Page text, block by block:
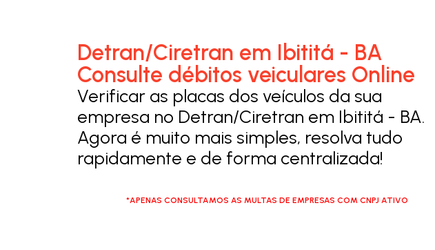
Detran/Ciretran em Ibititá - BA
Consulte débitos veiculares Online
Verificar as placas dos veículos da sua
empresa no Detran/Ciretran em Ibititá - BA.
Agora é muito mais simples, resolva tudo
rapidamente e de forma centralizada!
*APENAS CONSULTAMOS AS MULTAS DE EMPRESAS COM CNPJ ATIVO